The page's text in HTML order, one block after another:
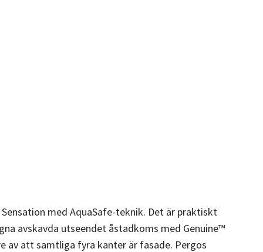
med AquaSafe-teknik. Det är praktiskt
avskavda utseendet åstadkoms med Genuine™
av att samtliga fyra kanter är fasade. Pergos